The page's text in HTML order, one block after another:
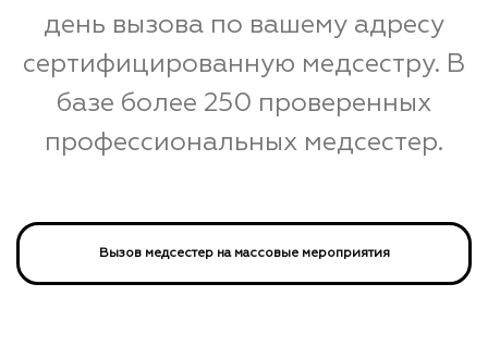
день вызова по вашему адресу
сертифицированную медсестру. В
базе более 250 проверенных
профессиональных медсестер.
Вызов медсестер на массовые мероприятия